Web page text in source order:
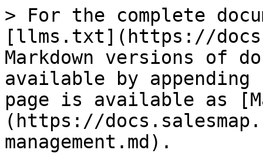
> For the complete
[llms.txt](https://
Markdown versions of
available by
page is available as
(https://
management.md).